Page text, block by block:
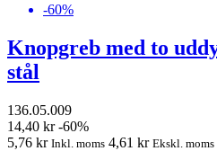
-60%
Knopgreb med to
stål
136.05.009
14,40 kr -60%
5,76 kr Inkl. moms 4,61 kr Ekskl. moms